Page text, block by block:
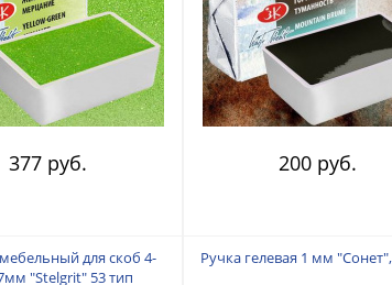
377 руб. 200 руб.
для скоб 4-
"Stelgrit" 53 тип
Ручка гелевая 1 мм